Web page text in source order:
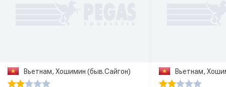
Вьетнам, Хошимин (быв.Сайгон) Вьетнам,